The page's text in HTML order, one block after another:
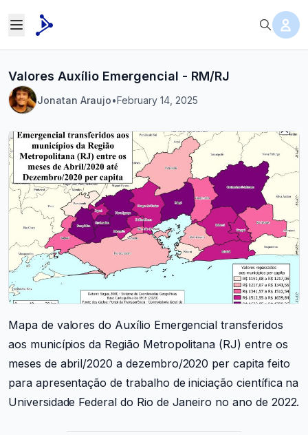
Valores Auxílio Emergencial - RM/RJ
Jonatan Araujo•February 14, 2025
Mapa de valores do Auxílio Emergencial transferidos
aos municípios da Região Metropolitana (RJ) entre os
meses de abril/2020 a dezembro/2020 per capitafeito
para apresentação de trabalho de iniciação científica na
Universidade Federal do Rio de Janeiro no ano de 2022.